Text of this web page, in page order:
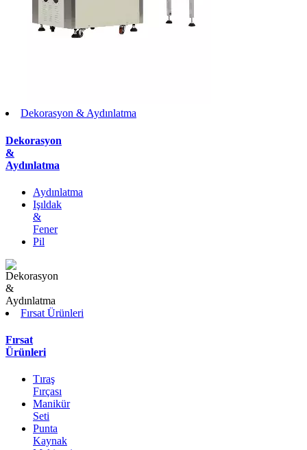
Dekorasyon & Aydınlatma
Dekorasyon
&
Aydınlatma
Aydınlatma
Işıldak
&
Fener
Pil
Fırsat Ürünleri
Fırsat
Ürünleri
Tıraş
Fırçası
Manikür
Seti
Punta
Kaynak